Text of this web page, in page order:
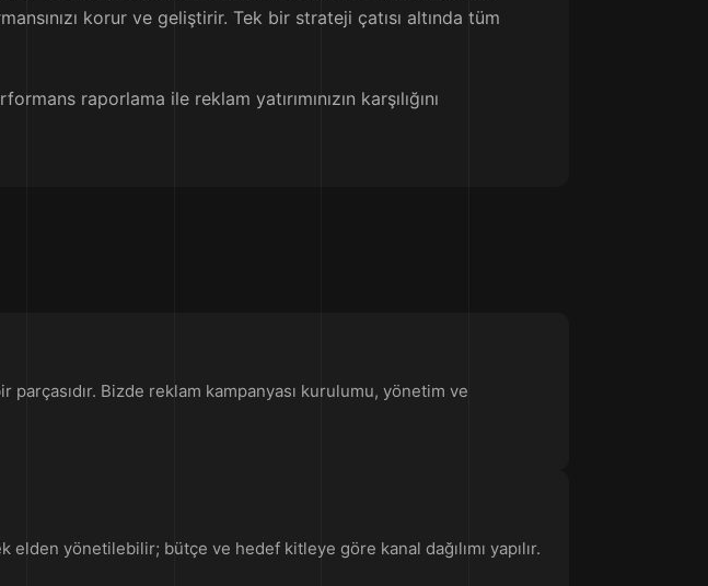
korur ve geliştirir. Tek bir strateji çatısı altında tüm
raporlama ile reklam yatırımınızın karşılığını
Bizde reklam kampanyası kurulumu, yönetim ve
yönetilebilir; bütçe ve hedef kitleye göre kanal dağılımı yapılır.